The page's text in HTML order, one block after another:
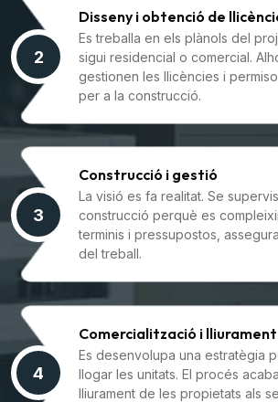
2
Disseny i obtenció de
Es treballa en els plànols del
sigui residencial o comercial.
gestionen les llicències i
per a la construcció.
3
Construcció i gestió
La visió es fa realitat. Se
construcció perquè es
terminis i pressupostos,
del treball.
4
Comercialització i lliurament
Es desenvolupa una estratègia
llogar les unitats. El procés
lliurament de les propietats als